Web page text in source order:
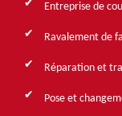
Entreprise de
Ravalement de
Réparation et
Pose et